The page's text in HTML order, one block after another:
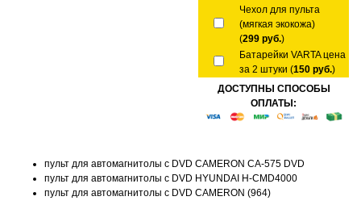
Чехол для пульта
(мягкая экокожа)
(299 руб.)
Батарейки VARTA цена
за 2 штуки (150 руб.)
ДОСТУПНЫ СПОСОБЫ
ОПЛАТЫ:
пульт для автомагнитолы с DVD CAMERON CA-575 DVD
пульт для автомагнитолы с DVD HYUNDAI H-CMD4000
пульт для автомагнитолы с DVD CAMERON (964)